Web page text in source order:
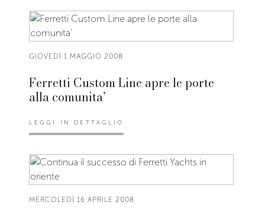
GIOVEDÌ 1 MAGGIO 2008
Ferretti Custom Line apre le porte
alla comunita’
LEGGI IN DETTAGLIO
MERCOLEDÌ 16 APRILE 2008